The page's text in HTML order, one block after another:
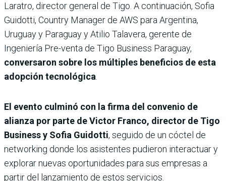
Laratro, director general de Tigo. A continuación, Sofia
Guidotti, Country Manager de AWS para Argentina,
Uruguay y Paraguay y Atilio Talavera, gerente de
Ingeniería Pre-venta de Tigo Business Paraguay,
conversaron sobre los múltiples beneficios de esta
adopción tecnológica.
El evento culminó con la firma del convenio de
alianza por parte de Victor Franco, director de Tigo
Business y Sofia Guidotti, seguido de un cóctel de
networking donde los asistentes pudieron interactuar y
explorar nuevas oportunidades para sus empresas a
partir del lanzamiento de estos servicios.